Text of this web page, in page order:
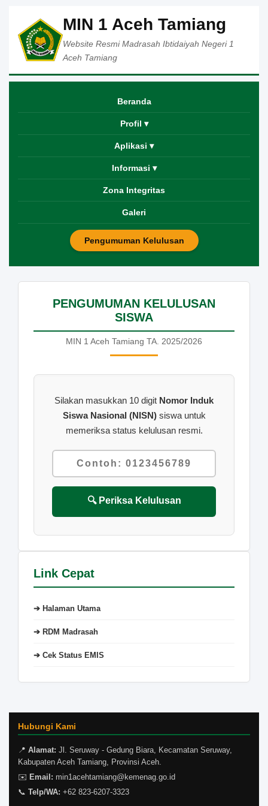
MIN 1 Aceh Tamiang
Website Resmi Madrasah Ibtidaiyah Negeri 1
Aceh Tamiang
Beranda
Profil ▾
Aplikasi ▾
Informasi ▾
Zona Integritas
Galeri
Pengumuman Kelulusan
PENGUMUMAN KELULUSAN
SISWA
MIN 1 Aceh Tamiang TA. 2025/2026
Silakan masukkan 10 digit Nomor Induk
Siswa Nasional (NISN)siswa untuk
memeriksa status kelulusan resmi.
🔍 Periksa Kelulusan
Link Cepat
➔ Halaman Utama
➔ RDM Madrasah
➔ Cek Status EMIS
Hubungi Kami
📍 Alamat: Jl. Seruway - Gedung Biara, Kecamatan Seruway,
Kabupaten Aceh Tamiang, Provinsi Aceh.
✉️ Email: min1acehtamiang@kemenag.go.id
📞 Telp/WA: +62 823-6207-3323